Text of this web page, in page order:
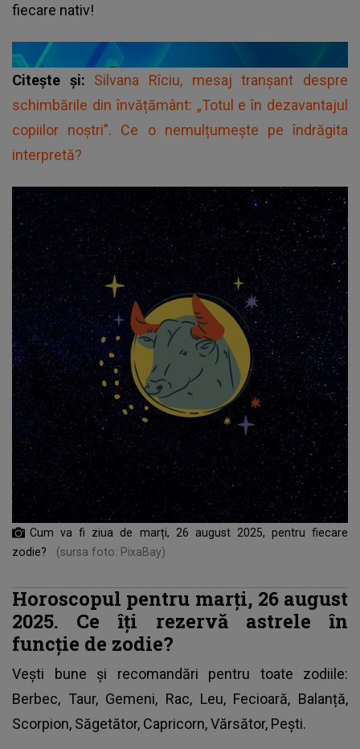
fiecare nativ!
Citește și: Silvana Rîciu, mesaj tranșant despre
schimbările din învățământ: „Totul e în dezavantajul
copiilor noștri”. Ce o nemulțumește pe îndrăgita
interpretă?
Cum va fi ziua de marți, 26 august 2025, pentru fiecare
zodie?
(sursa foto: PixaBay)
Horoscopul pentru marți, 26 august
2025. Ce îți rezervă astrele în
funcție de zodie?
Vești bune și recomandări pentru toate zodiile:
Berbec, Taur, Gemeni, Rac, Leu, Fecioară, Balanță,
Scorpion, Săgetător, Capricorn, Vărsător, Pești.